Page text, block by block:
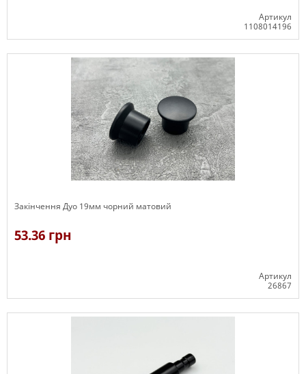
Артикул
1108014196
Закінчення Дуо 19мм чорний матовий
53.36 грн
Артикул
26867